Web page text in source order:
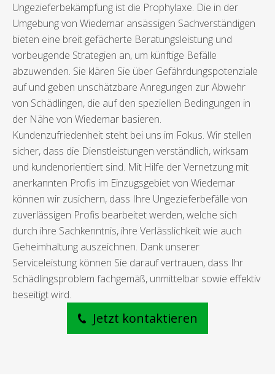
Ungezieferbekämpfung ist die Prophylaxe. Die in der
Umgebung von Wiedemar ansässigen Sachverständigen
bieten eine breit gefächerte Beratungsleistung und
vorbeugende Strategien an, um künftige Befälle
abzuwenden. Sie klären Sie über Gefährdungspotenziale
auf und geben unschätzbare Anregungen zur Abwehr
von Schädlingen, die auf den speziellen Bedingungen in
der Nähe von Wiedemar basieren.
Kundenzufriedenheit steht bei uns im Fokus. Wir stellen
sicher, dass die Dienstleistungen verständlich, wirksam
und kundenorientiert sind. Mit Hilfe der Vernetzung mit
anerkannten Profis im Einzugsgebiet von Wiedemar
können wir zusichern, dass Ihre Ungezieferbefälle von
zuverlässigen Profis bearbeitet werden, welche sich
durch ihre Sachkenntnis, ihre Verlässlichkeit wie auch
Geheimhaltung auszeichnen. Dank unserer
Serviceleistung können Sie darauf vertrauen, dass Ihr
Schädlingsproblem fachgemäß, unmittelbar sowie effektiv
beseitigt wird.
Jetzt kontaktieren